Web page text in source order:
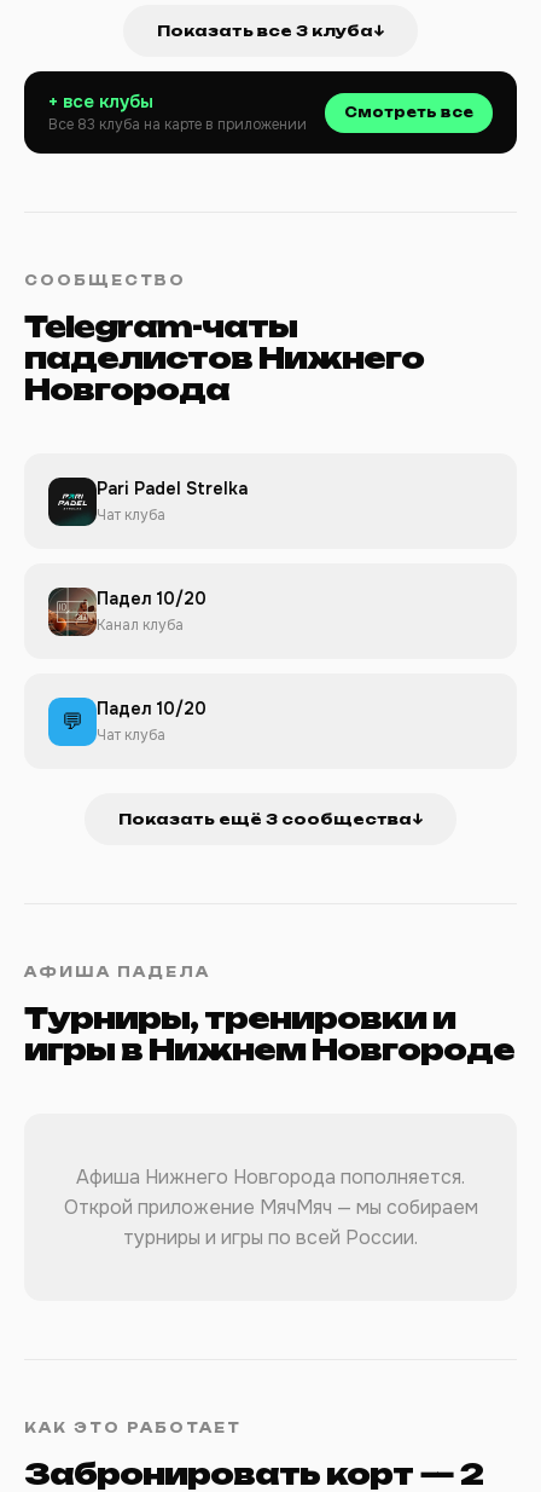
Показать все 3 клуба↓
+ все клубы
Все 83 клуба на карте в приложении
Смотреть все
СООБЩЕСТВО
Telegram-чаты
паделистов Нижнего
Новгорода
Pari Padel Strelka
Чат клуба
Падел 10/20
Канал клуба
💬 Падел 10/20
Чат клуба
Показать ещё 3 сообщества↓
АФИША ПАДЕЛА
Турниры, тренировки и
игры в Нижнем Новгороде
Афиша Нижнего Новгорода пополняется.
Открой приложение МячМяч — мы собираем
турниры и игры по всей России.
КАК ЭТО РАБОТАЕТ
Забронировать корт — 2